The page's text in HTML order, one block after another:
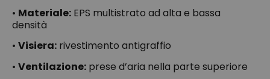
• Materiale: EPS multistrato ad alta e bassa
densità
• Visiera: rivestimento antigraffio
• Ventilazione: prese d’aria nella parte superiore